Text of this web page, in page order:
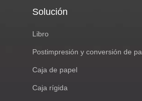
Solución
Libro
Postimpresión y conversión de
Caja de papel
Caja rígida